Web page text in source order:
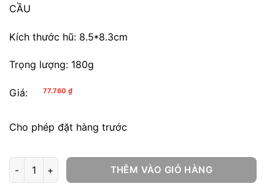
CẦU
Kích thước hũ: 8.5*8.3cm
Trọng lượng: 180g
Giá: 77.760 ₫
Cho phép đặt hàng trước
Nho Khô Chile số lượng
THÊM VÀO GIỎ HÀNG